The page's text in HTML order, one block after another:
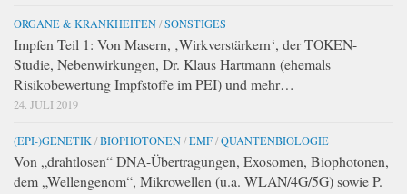
ORGANE & KRANKHEITEN/SONSTIGES
Impfen Teil 1: Von Masern, ‚Wirkverstärkern‘, der TOKEN-
Studie, Nebenwirkungen, Dr. Klaus Hartmann (ehemals
Risikobewertung Impfstoffe im PEI) und mehr…
24. JULI 2019
(EPI-)GENETIK/BIOPHOTONEN/EMF/QUANTENBIOLOGIE
Von „drahtlosen“ DNA-Übertragungen, Exosomen, Biophotonen,
dem „Wellengenom“, Mikrowellen (u.a. WLAN/4G/5G) sowie P.